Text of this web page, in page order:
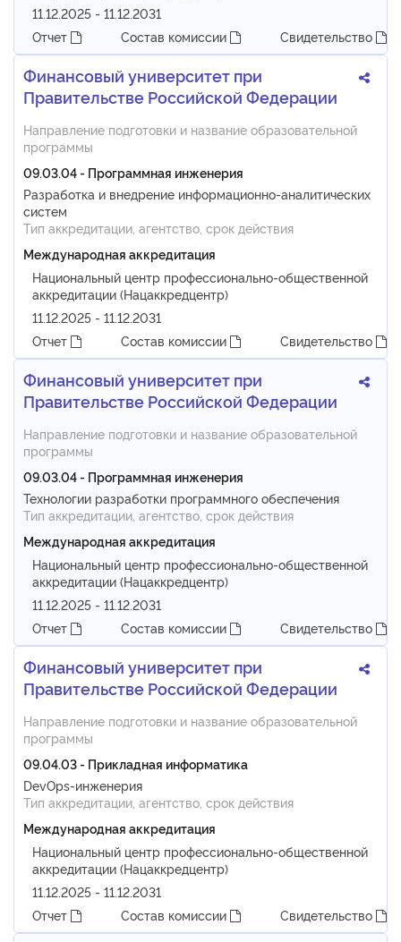
11.12.2025 - 11.12.2031
Отчет
Состав комиссии Свидетельство
Финансовый университет при
Правительстве Российской Федерации
Направление подготовки и название образовательной
программы
09.03.04 - Программная инженерия
Разработка и внедрение информационно-аналитических
систем
Тип аккредитации, агентство, срок действия
Международная аккредитация
Национальный центр профессионально-общественной
аккредитации (Нацаккредцентр)
11.12.2025 - 11.12.2031
Отчет
Состав комиссии Свидетельство
Финансовый университет при
Правительстве Российской Федерации
Направление подготовки и название образовательной
программы
09.03.04 - Программная инженерия
Технологии разработки программного обеспечения
Тип аккредитации, агентство, срок действия
Международная аккредитация
Национальный центр профессионально-общественной
аккредитации (Нацаккредцентр)
11.12.2025 - 11.12.2031
Отчет
Состав комиссии Свидетельство
Финансовый университет при
Правительстве Российской Федерации
Направление подготовки и название образовательной
программы
09.04.03 - Прикладная информатика
DevOps-инженерия
Тип аккредитации, агентство, срок действия
Международная аккредитация
Национальный центр профессионально-общественной
аккредитации (Нацаккредцентр)
11.12.2025 - 11.12.2031
Отчет
Состав комиссии Свидетельство